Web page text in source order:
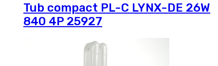
Tub compact PL-C LYNX-DE 26W
840 4P 25927